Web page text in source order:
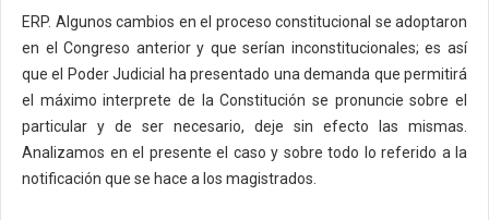
ERP. Algunos cambios en el proceso constitucional se adoptaron
en el Congreso anterior y que serían inconstitucionales; es así
que el Poder Judicial ha presentado una demanda que permitirá
el máximo interprete de la Constitución se pronuncie sobre el
particular y de ser necesario, deje sin efecto las mismas.
Analizamos en el presente el caso y sobre todo lo referido a la
notificación que se hace a los magistrados.